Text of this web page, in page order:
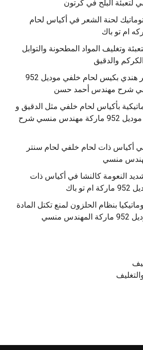
لحنة الشعر في أكياس لحام
وتغليف المواد المطحونة والتوابل
والدقيق
‫شرح ماكينة تعبئة تمر هندي بكيس لحام خلفي موديل 952
بأكياس لحام خلفي مثل الدقيق و
النشا و اللبن البودرة موديل 952 ماركة مهندس منسي شرح
أكياس ذات لحام خلفي لحام سنتر
شديد النعومة كالنشا في أكياس ذات
بنظام الحلزون لمنع تكتل المادة